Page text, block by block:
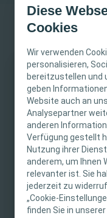
Diese
Cookies
Wir verwenden
personalisieren,
bereitzustellen und
geben
Website auch an
Analysepartner
anderen
Verfügung gestellt
Nutzung ihrer
anderem, um Ihnen
relevanter ist. Sie
jederzeit zu
„Cookie-
finden Sie in
Diese Website
Fachpersonal.
fachliche
bestimmt.
medizinischen
individuelle
medizinischen
1.
September 1 -
Lisbon, Portugal
This event is
be conducted in